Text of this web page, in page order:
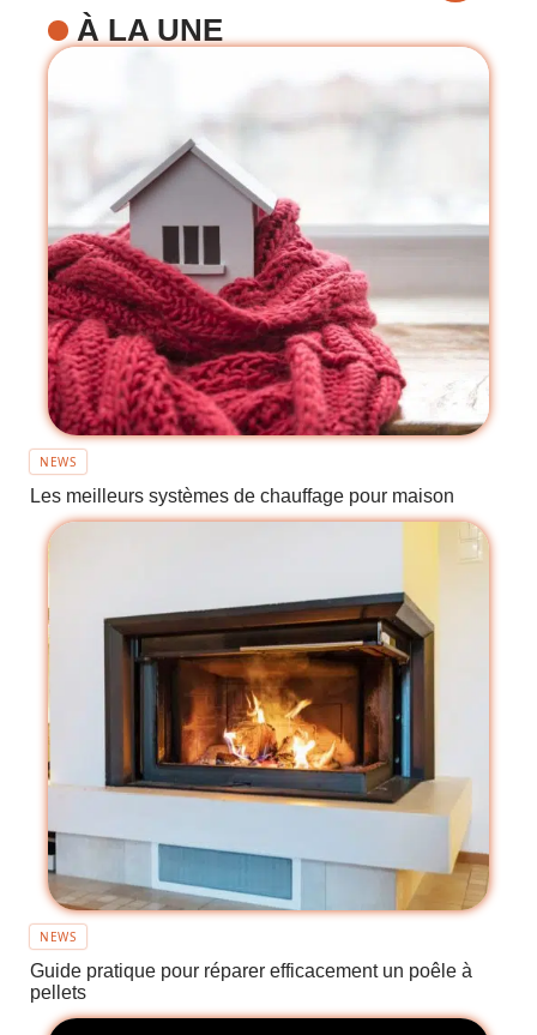
À LA UNE
NEWS
Les meilleurs systèmes de chauffage pour maison
NEWS
Guide pratique pour réparer efficacement un poêle à
pellets